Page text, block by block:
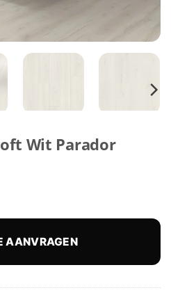
Wit Parador
AANVRAGEN